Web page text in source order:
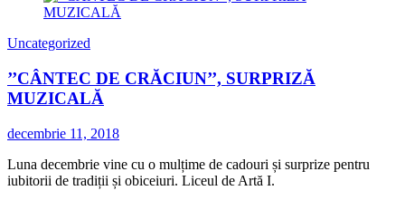
Uncategorized
’’CÂNTEC DE CRĂCIUN’’, SURPRIZĂ
MUZICALĂ
decembrie 11, 2018
Luna decembrie vine cu o mulțime de cadouri și surprize pentru
iubitorii de tradiții și obiceiuri. Liceul de Artă I.